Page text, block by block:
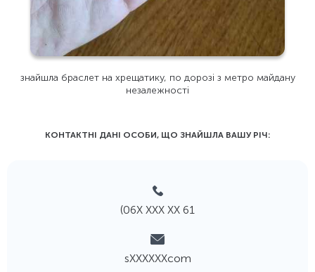
знайшла браслет на хрещатику, по дорозі з метро майдану
незалежності
КОНТАКТНІ ДАНІ ОСОБИ, ЩО ЗНАЙШЛА ВАШУ РIЧ:
(06Х ХХХ ХХ 61
sХХХХХХcom